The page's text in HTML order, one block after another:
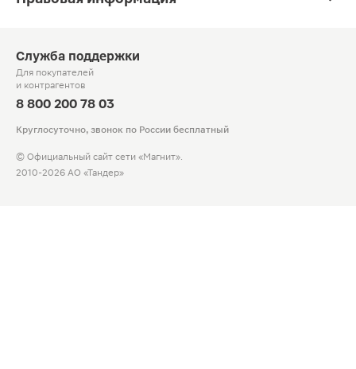
Служба поддержки
Для покупателей
и контрагентов
8 800 200 78 03
Круглосуточно, звонок по России бесплатный
© Официальный сайт сети «Магнит».
2010-2026 АО «Тандер»